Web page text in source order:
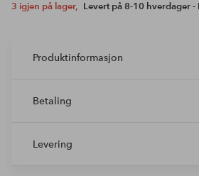
3 igjen på lager, Levert på 8-10 hverdager -
Produktinformasjon
Betaling
Levering